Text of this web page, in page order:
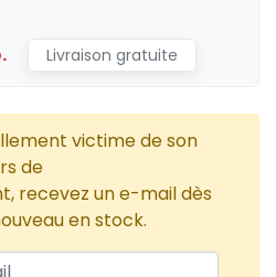
Livraison gratuite
victime de son
de
recevez un e-mail dès
en stock.